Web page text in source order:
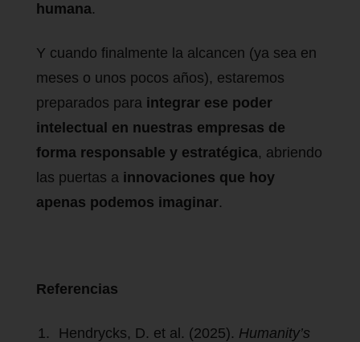
humana.
Y cuando finalmente la alcancen (ya sea en
meses o unos pocos años), estaremos
preparados para integrar ese poder
intelectual en nuestras empresas de
forma responsable y estratégica, abriendo
las puertas a innovaciones que hoy
apenas podemos imaginar.
Referencias
Hendrycks, D. et al. (2025). Humanity’s